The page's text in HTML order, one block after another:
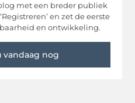
met een breder publiek
en zet de eerste
en ontwikkeling.
vandaag nog